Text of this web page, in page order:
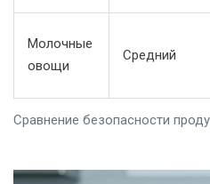
Сравнение безопасности
Молочные
овощи
Средний